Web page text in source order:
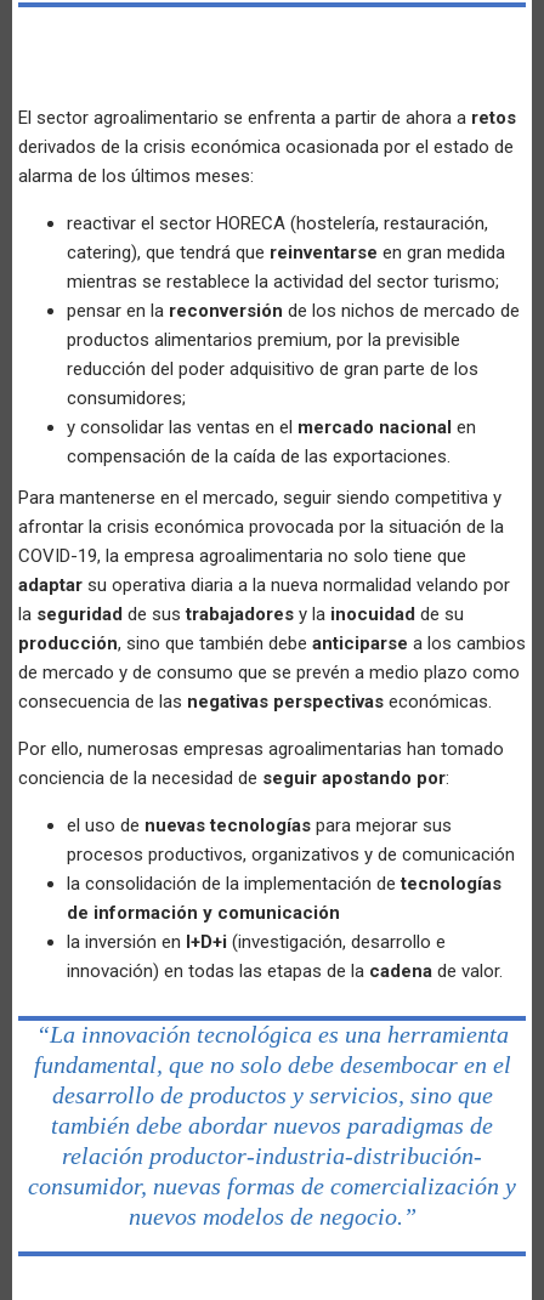
El sector agroalimentario se enfrenta a partir de ahora a retos
derivados de la crisis económica ocasionada por el estado de
alarma de los últimos meses:
reactivar el sector HORECA (hostelería, restauración,
catering), que tendrá que reinventarse en gran medida
mientras se restablece la actividad del sector turismo;
pensar en la reconversión de los nichos de mercado de
productos alimentarios premium, por la previsible
reducción del poder adquisitivo de gran parte de los
consumidores;
y consolidar las ventas en el mercado nacional en
compensación de la caída de las exportaciones.
Para mantenerse en el mercado, seguir siendo competitiva y
afrontar la crisis económica provocada por la situación de la
COVID-19, la empresa agroalimentaria no solo tiene que
adaptar su operativa diaria a la nueva normalidad velando por
la seguridad de sustrabajadores y la inocuidad de su
producción, sino que también debe anticiparse a los cambios
de mercado y de consumo que se prevén a medio plazo como
consecuencia de las negativas perspectivas económicas.
Por ello, numerosas empresas agroalimentarias han tomado
conciencia de la necesidad de seguir apostando por:
el uso de nuevas tecnologías para mejorar sus
procesos productivos, organizativos y de comunicación
la consolidación de la implementación detecnologías
de información y comunicación
la inversión en I+D+i (investigación, desarrollo e
innovación) en todas las etapas de la cadena de valor.
“La innovación tecnológica es una herramienta
fundamental, que no solo debe desembocar en el
desarrollo de productos y servicios, sino que
también debe abordar nuevos paradigmas de
relación productor-industria-distribución-
consumidor, nuevas formas de comercialización y
nuevos modelos de negocio.”